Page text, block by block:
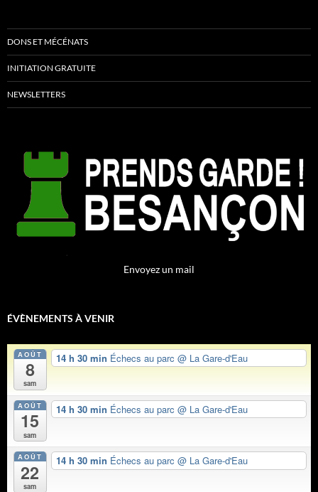
DONS ET MÉCÉNATS
INITIATION GRATUITE
NEWSLETTERS
Envoyez un mail
ÉVÈNEMENTS À VENIR
AOÛT
8
sam
14 h 30 min Échecs au parc @ La Gare-d'Eau
AOÛT
15
sam
14 h 30 min Échecs au parc @ La Gare-d'Eau
AOÛT
22
sam
14 h 30 min Échecs au parc @ La Gare-d'Eau